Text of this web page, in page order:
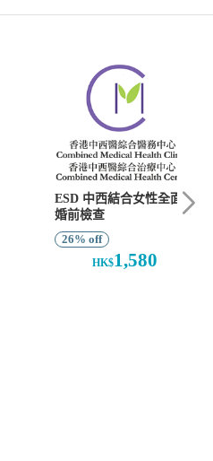
ESD 中西結合女性全面
婚前檢查
26% off
HK$1,580